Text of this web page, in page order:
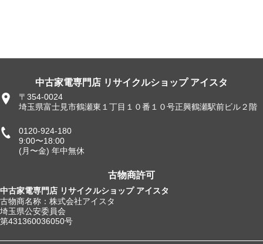
中古家電専門店 リサイクルショップ アイスタ
〒354-0024
埼玉県富士見市鶴瀬東１丁目１０番１０号正興鶴瀬駅前ビル２階
0120-924-180
9:00〜18:00
(月〜金) 年中無休
古物商許可
中古家電専門店 リサイクルショップ アイスタ
古物商名称：株式会社アイスタ
埼玉県公安委員会
第431360036050号